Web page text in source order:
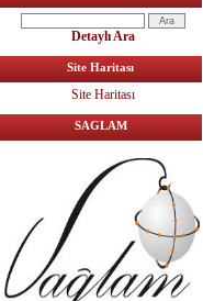
Detaylı Ara
Site Haritası
Site Haritası
SAGLAM